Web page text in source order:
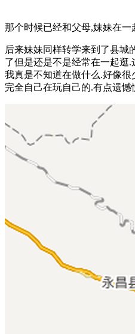
那个时候已经和父母,妹妹在
后来妹妹同样转学来到了县城
了但是还是不是经常在一起逛
我真是不知道在做什么.好像
完全自己在玩自己的.有点遗